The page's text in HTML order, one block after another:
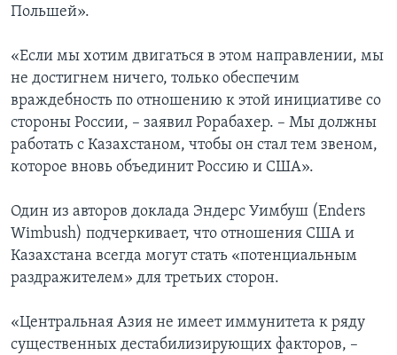
Польшей».
«Если мы хотим двигаться в этом направлении, мы
не достигнем ничего, только обеспечим
враждебность по отношению к этой инициативе со
стороны России, – заявил Рорабахер. – Мы должны
работать с Казахстаном, чтобы он стал тем звеном,
которое вновь объединит Россию и США».
Один из авторов доклада Эндерс Уимбуш (Enders
Wimbush) подчеркивает, что отношения США и
Казахстана всегда могут стать «потенциальным
раздражителем» для третьих сторон.
«Центральная Азия не имеет иммунитета к ряду
существенных дестабилизирующих факторов, –